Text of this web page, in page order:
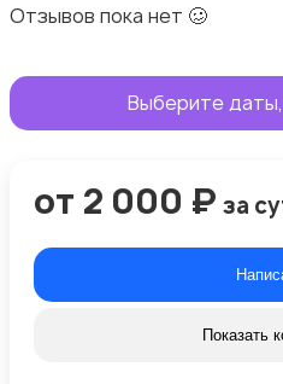
Отзывов пока нет 🥴
Выберите
от 2 000 ₽ за
Показать